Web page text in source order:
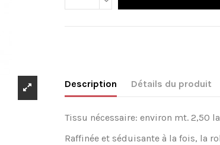
Description Détails du produit
Tissu nécessaire: environ mt. 2,50
Raffinée et séduisante à la fois, la